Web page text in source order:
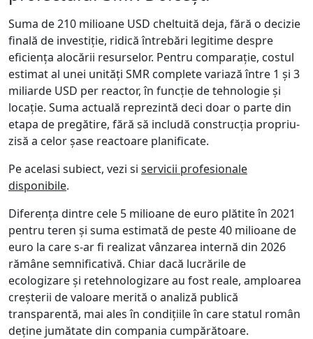
Suma de 210 milioane USD cheltuită deja, fără o decizie
finală de investiție, ridică întrebări legitime despre
eficiența alocării resurselor. Pentru comparație, costul
estimat al unei unități SMR complete variază între 1 și 3
miliarde USD per reactor, în funcție de tehnologie și
locație. Suma actuală reprezintă deci doar o parte din
etapa de pregătire, fără să includă construcția propriu-
zisă a celor șase reactoare planificate.
Pe acelasi subiect, vezi si servicii profesionale
disponibile.
Diferența dintre cele 5 milioane de euro plătite în 2021
pentru teren și suma estimată de peste 40 milioane de
euro la care s-ar fi realizat vânzarea internă din 2026
rămâne semnificativă. Chiar dacă lucrările de
ecologizare și retehnologizare au fost reale, amploarea
creșterii de valoare merită o analiză publică
transparentă, mai ales în condițiile în care statul român
deține jumătate din compania cumpărătoare.